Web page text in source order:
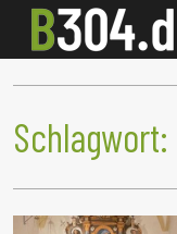
Schlagwort: